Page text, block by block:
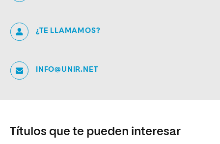
¿TE LLAMAMOS?
INFO@UNIR.NET
Títulos que te pueden interesar